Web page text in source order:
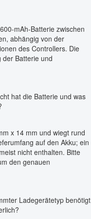
mAh-Batterie zwischen
abhängig von der
des Controllers. Die
der Batterie und
hat die Batterie und was
x 14 mm und wiegt rund
auf den Akku; ein
nicht enthalten. Bitte
den genauen
Ladegerätetyp benötigt